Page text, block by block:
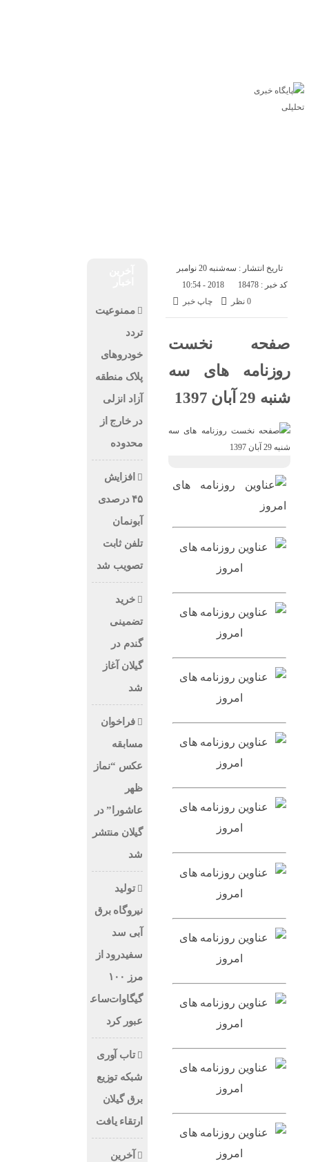
تاریخ انتشار : سه‌شنبه 20 نوامبر
2018 - 10:54
کد خبر : 18478
چاپ خبر
0 نظر
صفحه نخست
روزنامه های سه
شنبه 29 آبان 1397
ممنوعیت
تردد
خودروهای
پلاک منطقه
آزاد انزلی
در خارج از
محدوده
افزایش
۴۵ درصدی
آبونمان
تلفن ثابت
تصویب شد
خرید
تضمینی
گندم در
گیلان آغاز
شد
فراخوان
مسابقه
عکس “نماز
ظهر
عاشورا” در
گیلان منتشر
شد
تولید
نیروگاه برق‌
آبی سد
سفیدرود از
مرز ۱۰۰
گیگاوات‌ساعت
عبور کرد
تاب آوری
شبکه توزیع
برق گیلان
ارتقاء یافت
آخرین